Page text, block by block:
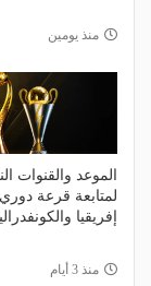
منذ يومين
الموعد والقنوات
لمتابعة قرعة
إفريقيا
منذ 3 أيام